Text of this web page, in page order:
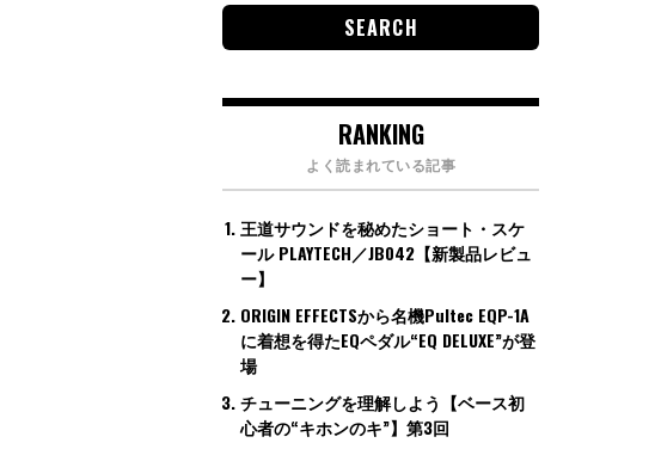
RANKING
よく読まれている記事
王道サウンドを秘めたショート・スケ
ール PLAYTECH／JB042【新製品レビュ
ー】
ORIGIN EFFECTSから名機Pultec EQP-1A
に着想を得たEQペダル“EQ DELUXE”が登
場
チューニングを理解しよう【ベース初
心者の“キホンのキ”】第3回